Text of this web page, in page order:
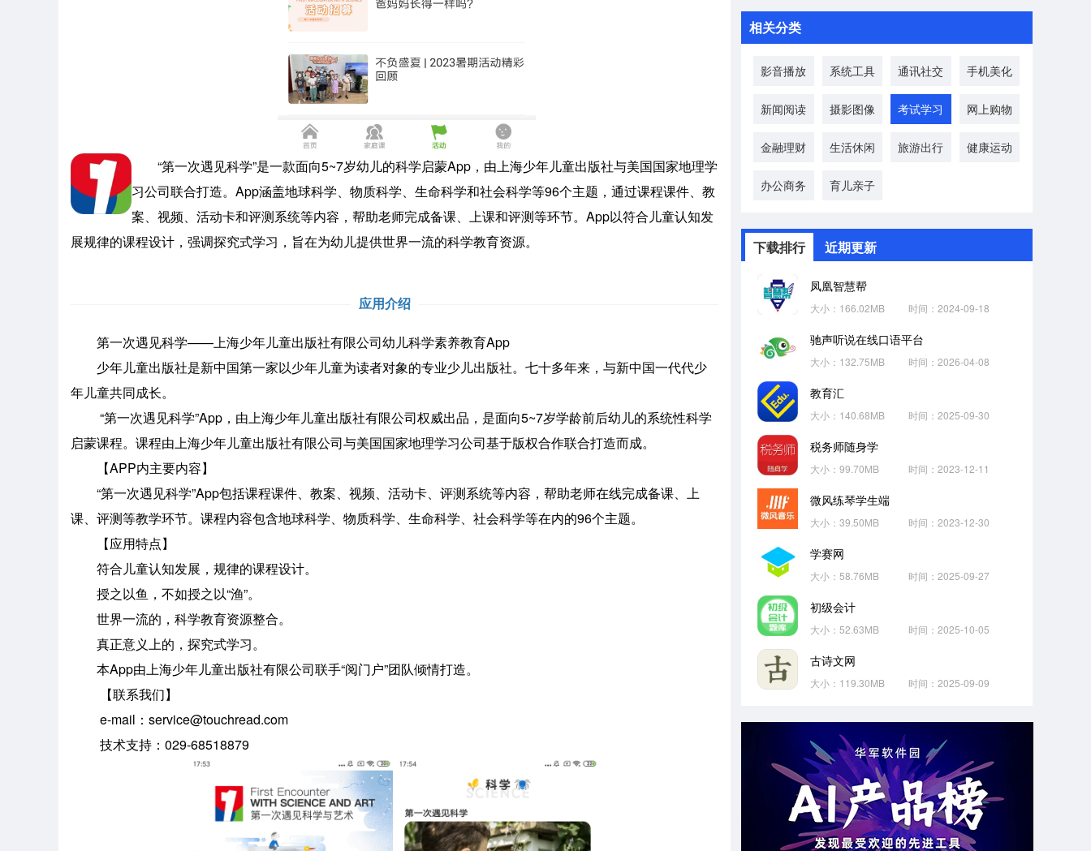
“第一次遇见科学”是一款面向5~7岁幼儿的科学启蒙App，由上海少年儿童出版社与美国国家地理学
习公司联合打造。App涵盖地球科学、物质科学、生命科学和社会科学等96个主题，通过课程课件、教
案、视频、活动卡和评测系统等内容，帮助老师完成备课、上课和评测等环节。App以符合儿童认知发
展规律的课程设计，强调探究式学习，旨在为幼儿提供世界一流的科学教育资源。
应用介绍
第一次遇见科学——上海少年儿童出版社有限公司幼儿科学素养教育App
少年儿童出版社是新中国第一家以少年儿童为读者对象的专业少儿出版社。七十多年来，与新中国一代代少
年儿童共同成长。
“第一次遇见科学”App，由上海少年儿童出版社有限公司权威出品，是面向5~7岁学龄前后幼儿的系统性科学
启蒙课程。课程由上海少年儿童出版社有限公司与美国国家地理学习公司基于版权合作联合打造而成。
【APP内主要内容】
“第一次遇见科学”App包括课程课件、教案、视频、活动卡、评测系统等内容，帮助老师在线完成备课、上
课、评测等教学环节。课程内容包含地球科学、物质科学、生命科学、社会科学等在内的96个主题。
【应用特点】
符合儿童认知发展，规律的课程设计。
授之以鱼，不如授之以“渔”。
世界一流的，科学教育资源整合。
真正意义上的，探究式学习。
本App由上海少年儿童出版社有限公司联手“阅门户”团队倾情打造。
【联系我们】
e-mail：service@touchread.com
技术支持：029-68518879
相关分类
影音播放 系统工具 通讯社交 手机美化
新闻阅读 摄影图像 考试学习 网上购物
金融理财 生活休闲 旅游出行 健康运动
办公商务 育儿亲子
下载排行 近期更新
凤凰智慧帮
大小：166.02MB 时间：2024-09-18
驰声听说在线口语平台
大小：132.75MB 时间：2026-04-08
教育汇
大小：140.68MB 时间：2025-09-30
税务师随身学
大小：99.70MB 时间：2023-12-11
微风练琴学生端
大小：39.50MB 时间：2023-12-30
学赛网
大小：58.76MB 时间：2025-09-27
初级会计
大小：52.63MB 时间：2025-10-05
古诗文网
大小：119.30MB 时间：2025-09-09